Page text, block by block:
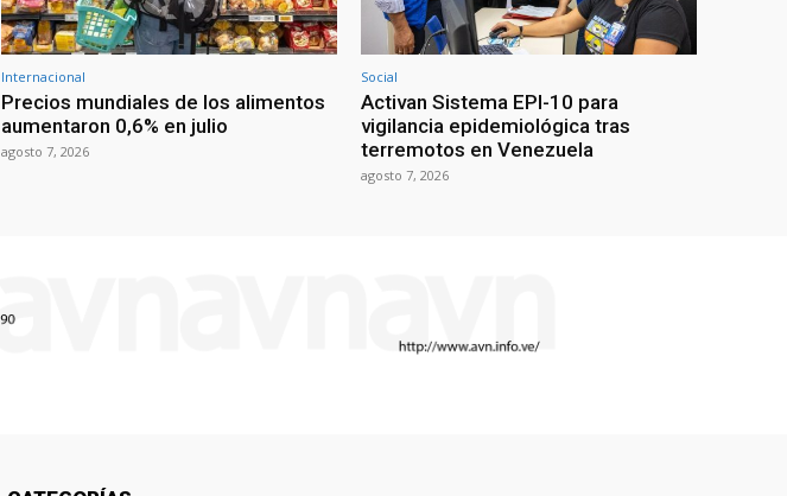
Internacional
Precios mundiales de los alimentos
aumentaron 0,6% en julio
agosto 7, 2026
Social
Activan Sistema EPI-10 para
vigilancia epidemiológica tras
terremotos en Venezuela
agosto 7, 2026